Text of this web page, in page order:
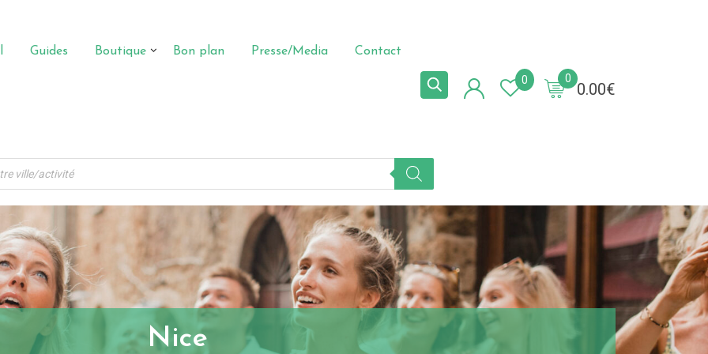
Guides Boutique Bon plan Presse/Media Contact
0.00€
0
0
Nice